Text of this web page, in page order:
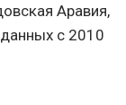
Аравия,
с 2010